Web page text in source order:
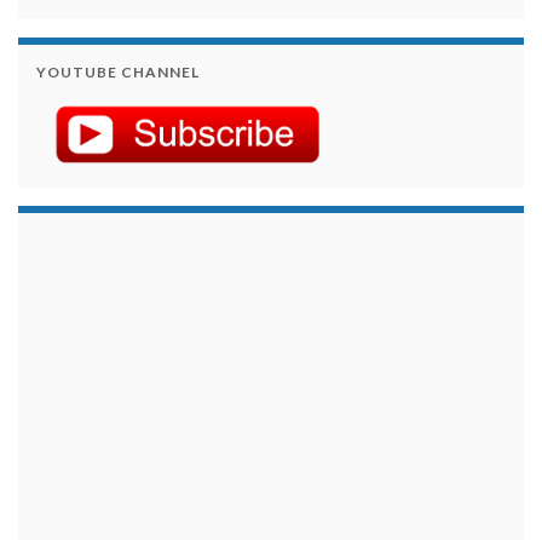
YOUTUBE CHANNEL